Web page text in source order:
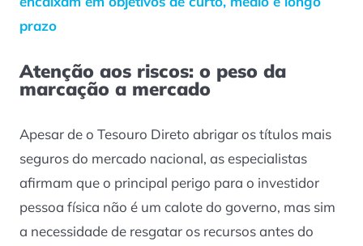
prazo
Atenção aos riscos: o peso da
marcação a mercado
Apesar de o Tesouro Direto abrigar os títulos mais
seguros do mercado nacional, as especialistas
afirmam que o principal perigo para o investidor
pessoa física não é um calote do governo, mas sim
a necessidade de resgatar os recursos antes do